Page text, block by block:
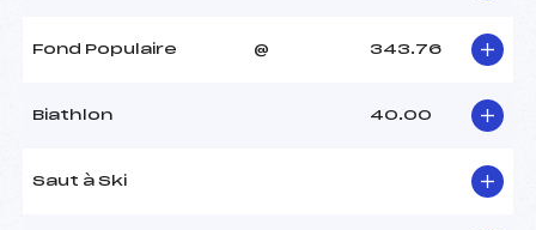
Fond Populaire @ 343.76
Biathlon 40.00
Saut à Ski